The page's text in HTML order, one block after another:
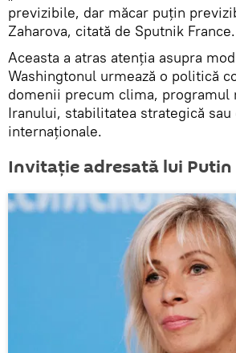
previzibile, dar măcar puțin
Zaharova, citată de Sputnik France.
Aceasta a atras atenția asupra
Washingtonul urmează o politică
domenii precum clima, programul
Iranului, stabilitatea strategică
internaționale.
Invitație adresată lui Putin